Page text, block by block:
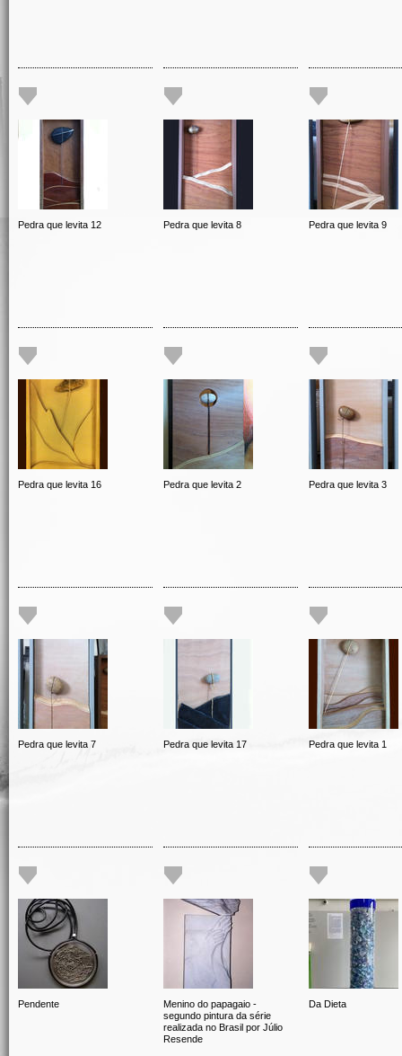
Pedra que levita 12 Pedra que levita 8 Pedra que levita 9
Pedra que levita 16 Pedra que levita 2 Pedra que levita 3
Pedra que levita 7 Pedra que levita 17 Pedra que levita 1
Pendente
Menino do papagaio -
segundo pintura da série
realizada no Brasil por Júlio
Resende
Da Dieta